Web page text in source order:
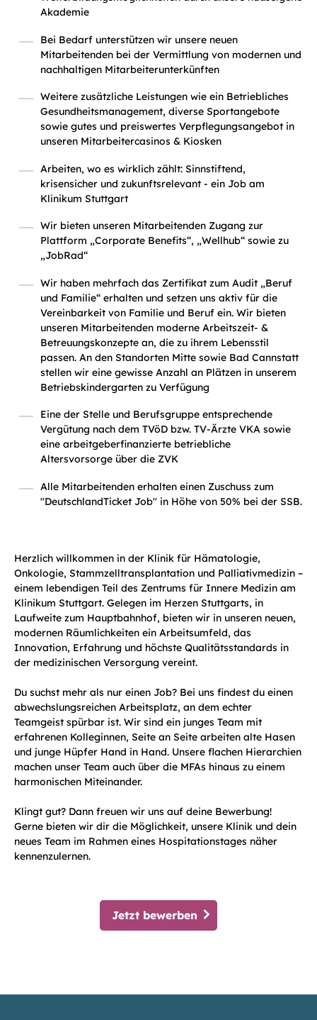
Akademie
Bei Bedarf unterstützen wir unsere neuen
Mitarbeitenden bei der Vermittlung von modernen und
nachhaltigen Mitarbeiterunterkünften
Weitere zusätzliche Leistungen wie ein Betriebliches
Gesundheitsmanagement, diverse Sportangebote
sowie gutes und preiswertes Verpflegungsangebot in
unseren Mitarbeitercasinos & Kiosken
Arbeiten, wo es wirklich zählt: Sinnstiftend,
krisensicher und zukunftsrelevant - ein Job am
Klinikum Stuttgart
Wir bieten unseren Mitarbeitenden Zugang zur
Plattform „Corporate Benefits“, „Wellhub“ sowie zu
„JobRad“
Wir haben mehrfach das Zertifikat zum Audit „Beruf
und Familie“ erhalten und setzen uns aktiv für die
Vereinbarkeit von Familie und Beruf ein. Wir bieten
unseren Mitarbeitenden moderne Arbeitszeit- &
Betreuungskonzepte an, die zu ihrem Lebensstil
passen. An den Standorten Mitte sowie Bad Cannstatt
stellen wir eine gewisse Anzahl an Plätzen in unserem
Betriebskindergarten zu Verfügung
Eine der Stelle und Berufsgruppe entsprechende
Vergütung nach dem TVöD bzw. TV-Ärzte VKA sowie
eine arbeitgeberfinanzierte betriebliche
Altersvorsorge über die ZVK
Alle Mitarbeitenden erhalten einen Zuschuss zum
"DeutschlandTicket Job" in Höhe von 50% bei der SSB.
Herzlich willkommen in der Klinik für Hämatologie,
Onkologie, Stammzelltransplantation und Palliativmedizin –
einem lebendigen Teil des Zentrums für Innere Medizin am
Klinikum Stuttgart. Gelegen im Herzen Stuttgarts, in
Laufweite zum Hauptbahnhof, bieten wir in unseren neuen,
modernen Räumlichkeiten ein Arbeitsumfeld, das
Innovation, Erfahrung und höchste Qualitätsstandards in
der medizinischen Versorgung vereint.
Du suchst mehr als nur einen Job? Bei uns findest du einen
abwechslungsreichen Arbeitsplatz, an dem echter
Teamgeist spürbar ist. Wir sind ein junges Team mit
erfahrenen Kolleginnen, Seite an Seite arbeiten alte Hasen
und junge Hüpfer Hand in Hand. Unsere flachen Hierarchien
machen unser Team auch über die MFAs hinaus zu einem
harmonischen Miteinander.
Klingt gut? Dann freuen wir uns auf deine Bewerbung!
Gerne bieten wir dir die Möglichkeit, unsere Klinik und dein
neues Team im Rahmen eines Hospitationstages näher
kennenzulernen.
Jetzt bewerben